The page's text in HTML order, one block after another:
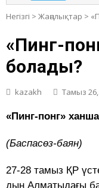
Негізгі > Жаңалықтар >
«Пинг-
болады?
kazakh Тамыз
«Пинг-понг»
(Баспасөз-баян)
27-28 тамыз ҚР
дың Алматыдағы